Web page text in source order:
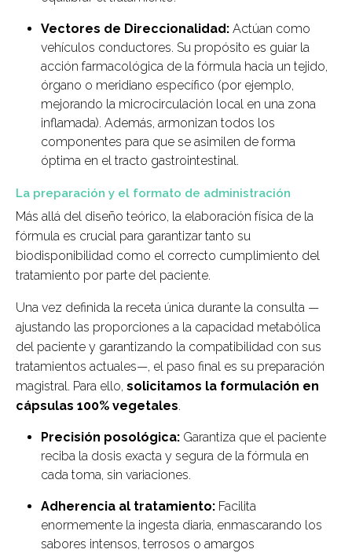
Vectores de Direccionalidad: Actúan como
vehículos conductores. Su propósito es guiar la
acción farmacológica de la fórmula hacia un tejido,
órgano o meridiano específico (por ejemplo,
mejorando la microcirculación local en una zona
inflamada). Además, armonizan todos los
componentes para que se asimilen de forma
óptima en el tracto gastrointestinal.
La preparación y el formato de administración
Más allá del diseño teórico, la elaboración física de la
fórmula es crucial para garantizar tanto su
biodisponibilidad como el correcto cumplimiento del
tratamiento por parte del paciente.
Una vez definida la receta única durante la consulta —
ajustando las proporciones a la capacidad metabólica
del paciente y garantizando la compatibilidad con sus
tratamientos actuales—, el paso final es su preparación
magistral. Para ello, solicitamos la formulación en
cápsulas 100% vegetales.
Precisión posológica: Garantiza que el paciente
reciba la dosis exacta y segura de la fórmula en
cada toma, sin variaciones.
Adherencia al tratamiento: Facilita
enormemente la ingesta diaria, enmascarando los
sabores intensos, terrosos o amargos